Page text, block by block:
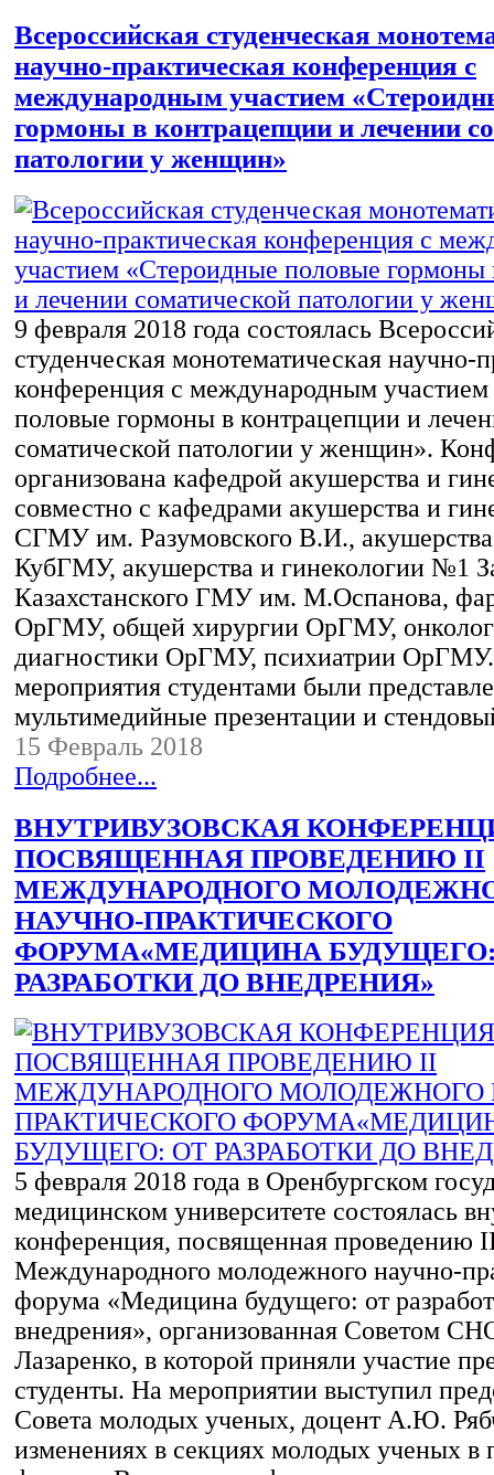
Всероссийская студенческая
научно-практическая конференция с
международным участием
гормоны в контрацепции и лечении
патологии у женщин»
9 февраля 2018 года состоялась
студенческая монотематическая научно-
конференция с международным
половые гормоны в контрацепции и
соматической патологии у женщин».
организована кафедрой акушерства и
совместно с кафедрами акушерства и
СГМУ им. Разумовского В.И., акушерства
КубГМУ, акушерства и гинекологии №1
Казахстанского ГМУ им. М.Оспанова,
ОрГМУ, общей хирургии ОрГМУ,
диагностики ОрГМУ, психиатрии
мероприятия студентами были
мультимедийные презентации и
15 Февраль 2018
Подробнее...
ВНУТРИВУЗОВСКАЯ
ПОСВЯЩЕННАЯ ПРОВЕДЕНИЮ II
МЕЖДУНАРОДНОГО
НАУЧНО-ПРАКТИЧЕСКОГО
ФОРУМА«МЕДИЦИНА
РАЗРАБОТКИ ДО ВНЕДРЕНИЯ»
5 февраля 2018 года в Оренбургском
медицинском университете состоялась
конференция, посвященная проведению
Международного молодежного научно-
форума «Медицина будущего: от
внедрения», организованная Советом
Лазаренко, в которой приняли участие
студенты. На мероприятии выступил
Совета молодых ученых, доцент А.Ю.
изменениях в секциях молодых ученых в